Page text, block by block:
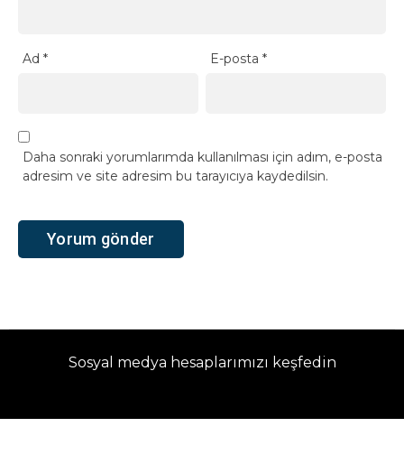
Ad * E-posta*
Daha sonraki yorumlarımda kullanılması için adım, e-posta
adresim ve site adresim bu tarayıcıya kaydedilsin.
Sosyal medya hesaplarımızı keşfedin